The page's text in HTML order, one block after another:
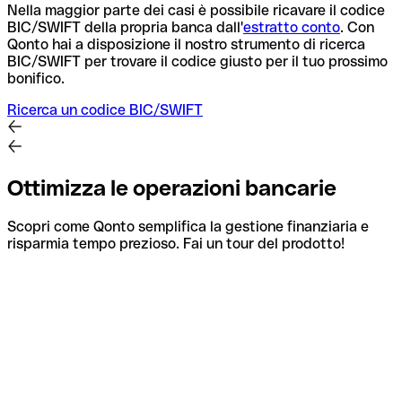
Nella maggior parte dei casi è possibile ricavare il codice
BIC/SWIFT della propria banca dall'estratto conto. Con
Qonto hai a disposizione il nostro strumento di ricerca
BIC/SWIFT per trovare il codice giusto per il tuo prossimo
bonifico.
Ricerca un codice BIC/SWIFT
Ottimizza le operazioni bancarie
Scopri come Qonto semplifica la gestione finanziaria e
risparmia tempo prezioso. Fai un tour del prodotto!